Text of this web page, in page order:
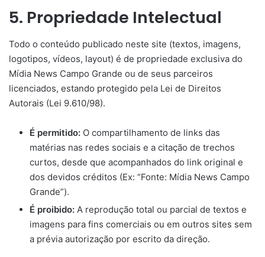
5. Propriedade Intelectual
Todo o conteúdo publicado neste site (textos, imagens,
logotipos, vídeos, layout) é de propriedade exclusiva do
Mídia News Campo Grande ou de seus parceiros
licenciados, estando protegido pela Lei de Direitos
Autorais (Lei 9.610/98).
É permitido: O compartilhamento de links das
matérias nas redes sociais e a citação de trechos
curtos, desde que acompanhados do link original e
dos devidos créditos (Ex: “Fonte: Mídia News Campo
Grande”).
É proibido: A reprodução total ou parcial de textos e
imagens para fins comerciais ou em outros sites sem
a prévia autorização por escrito da direção.